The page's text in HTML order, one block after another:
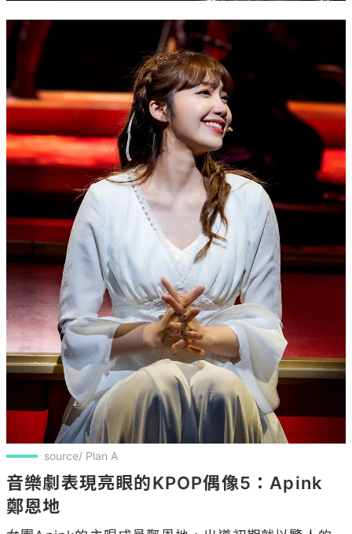
source/ Plan A
音樂劇表現亮眼的KPOP偶像5：Apink
鄭恩地